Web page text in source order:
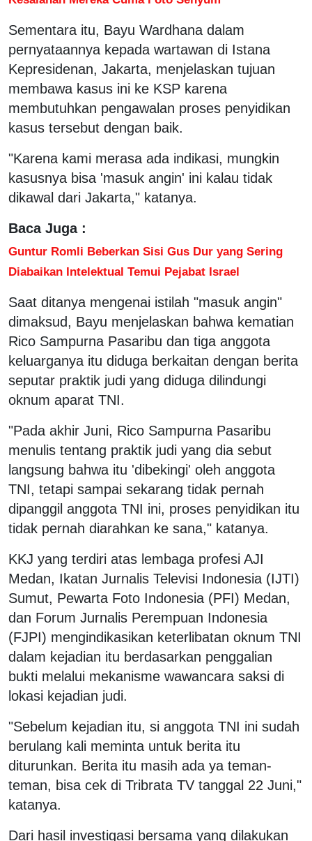
Sementara itu, Bayu Wardhana dalam
pernyataannya kepada wartawan di Istana
Kepresidenan, Jakarta, menjelaskan tujuan
membawa kasus ini ke KSP karena
membutuhkan pengawalan proses penyidikan
kasus tersebut dengan baik.
"Karena kami merasa ada indikasi, mungkin
kasusnya bisa 'masuk angin' ini kalau tidak
dikawal dari Jakarta," katanya.
Baca Juga :
Guntur Romli Beberkan Sisi Gus Dur yang Sering
Diabaikan Intelektual Temui Pejabat Israel
Saat ditanya mengenai istilah "masuk angin"
dimaksud, Bayu menjelaskan bahwa kematian
Rico Sampurna Pasaribu dan tiga anggota
keluarganya itu diduga berkaitan dengan berita
seputar praktik judi yang diduga dilindungi
oknum aparat TNI.
"Pada akhir Juni, Rico Sampurna Pasaribu
menulis tentang praktik judi yang dia sebut
langsung bahwa itu 'dibekingi' oleh anggota
TNI, tetapi sampai sekarang tidak pernah
dipanggil anggota TNI ini, proses penyidikan itu
tidak pernah diarahkan ke sana," katanya.
KKJ yang terdiri atas lembaga profesi AJI
Medan, Ikatan Jurnalis Televisi Indonesia (IJTI)
Sumut, Pewarta Foto Indonesia (PFI) Medan,
dan Forum Jurnalis Perempuan Indonesia
(FJPI) mengindikasikan keterlibatan oknum TNI
dalam kejadian itu berdasarkan penggalian
bukti melalui mekanisme wawancara saksi di
lokasi kejadian judi.
"Sebelum kejadian itu, si anggota TNI ini sudah
berulang kali meminta untuk berita itu
diturunkan. Berita itu masih ada ya teman-
teman, bisa cek di Tribrata TV tanggal 22 Juni,"
katanya.
Dari hasil investigasi bersama yang dilakukan